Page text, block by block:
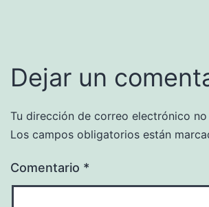
Dejar un
Tu dirección de correo electrónico
Los campos obligatorios están
Comentario *